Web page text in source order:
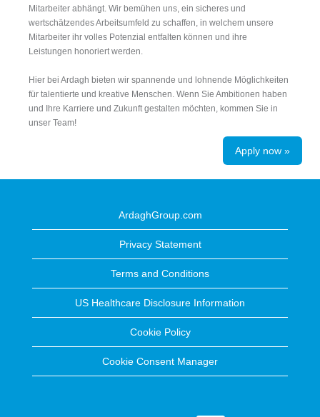
Mitarbeiter abhängt. Wir bemühen uns, ein sicheres und
wertschätzendes Arbeitsumfeld zu schaffen, in welchem unsere
Mitarbeiter ihr volles Potenzial entfalten können und ihre
Leistungen honoriert werden.
Hier bei Ardagh bieten wir spannende und lohnende Möglichkeiten
für talentierte und kreative Menschen. Wenn Sie Ambitionen haben
und Ihre Karriere und Zukunft gestalten möchten, kommen Sie in
unser Team!
Apply now »
ArdaghGroup.com
Privacy Statement
Terms and Conditions
US Healthcare Disclosure Information
Cookie Policy
Cookie Consent Manager